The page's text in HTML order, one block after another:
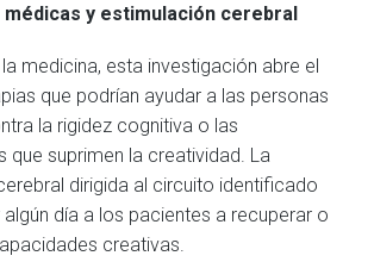
y estimulación cerebral
medicina, esta investigación abre el
que podrían ayudar a las personas
la rigidez cognitiva o las
que suprimen la creatividad. La
dirigida al circuito identificado
día a los pacientes a recuperar o
creativas.